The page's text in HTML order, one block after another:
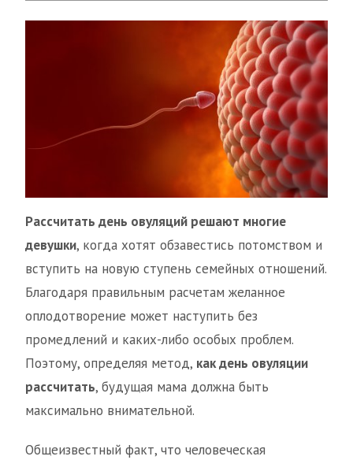
Рассчитать день овуляций решают многие
девушки, когда хотят обзавестись потомством и
вступить на новую ступень семейных отношений.
Благодаря правильным расчетам желанное
оплодотворение может наступить без
промедлений и каких-либо особых проблем.
Поэтому, определяя метод, как день овуляции
рассчитать, будущая мама должна быть
максимально внимательной.
Общеизвестный факт, что человеческая